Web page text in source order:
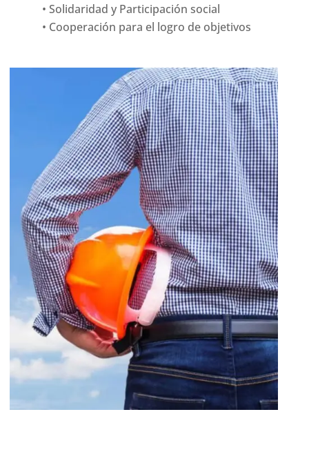
• Solidaridad y Participación social
• Cooperación para el logro de objetivos